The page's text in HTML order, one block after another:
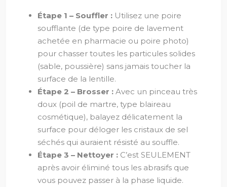
Étape 1 – Souffler : Utilisez une poire
soufflante (de type poire de lavement
achetée en pharmacie ou poire photo)
pour chasser toutes les particules solides
(sable, poussière) sans jamais toucher la
surface de la lentille.
Étape 2 – Brosser : Avec un pinceau très
doux (poil de martre, type blaireau
cosmétique), balayez délicatement la
surface pour déloger les cristaux de sel
séchés qui auraient résisté au souffle.
Étape 3 – Nettoyer : C’est SEULEMENT
après avoir éliminé tous les abrasifs que
vous pouvez passer à la phase liquide.